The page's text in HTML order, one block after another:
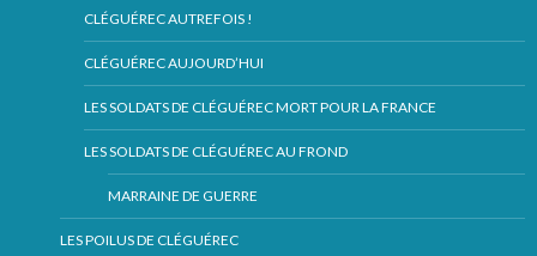
CLÉGUÉREC AUTREFOIS !
CLÉGUÉREC AUJOURD’HUI
LES SOLDATS DE CLÉGUÉREC MORT POUR LA FRANCE
LES SOLDATS DE CLÉGUÉREC AU FROND
MARRAINE DE GUERRE
LES POILUS DE CLÉGUÉREC